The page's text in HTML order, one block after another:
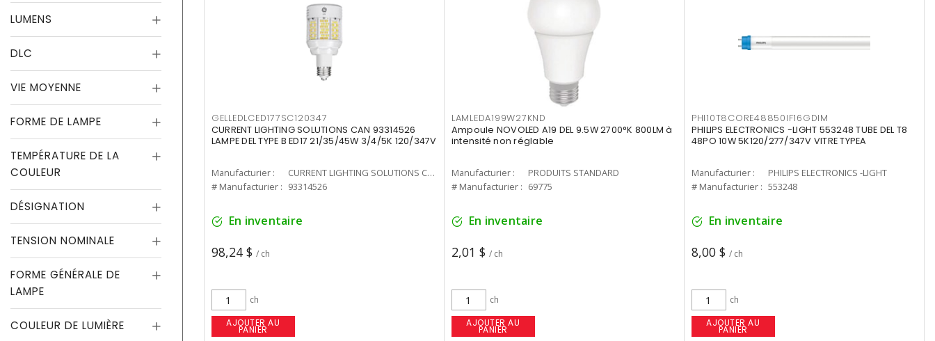
LUMENS
DLC
VIE MOYENNE
FORME DE LAMPE
TEMPÉRATURE DE LA
COULEUR
DÉSIGNATION
TENSION NOMINALE
FORME GÉNÉRALE DE
LAMPE
COULEUR DE LUMIÈRE
GELLEDLCED177SC120347
CURRENT LIGHTING SOLUTIONS CAN 93314526
LAMPE DEL TYPE B ED17 21/35/45W 3/4/5K 120/347V
Manufacturier :
CURRENT LIGHTING SOLUTIONS CAN
# Manufacturier : 93314526
En inventaire
98,24 $ / ch
ch
AJOUTER AU
PANIER
LAMLEDA199W27KND
Ampoule NOVOLED A19 DEL 9.5W 2700°K 800LM à
intensité non réglable
Manufacturier :
PRODUITS STANDARD
# Manufacturier : 69775
En inventaire
2,01 $ / ch
ch
AJOUTER AU
PANIER
PHI10T8CORE48850IF16GDIM
PHILIPS ELECTRONICS -LIGHT 553248 TUBE DEL T8
48PO 10W 5K120/277/347V VITRE TYPEA
Manufacturier :
PHILIPS ELECTRONICS -LIGHT
# Manufacturier : 553248
En inventaire
8,00 $ / ch
ch
AJOUTER AU
PANIER